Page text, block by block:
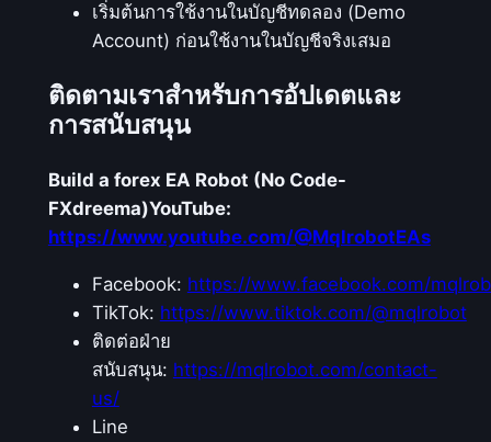
เริ่มต้นการใช้งานในบัญชีทดลอง (Demo
Account) ก่อนใช้งานในบัญชีจริงเสมอ
ติดตามเราสำหรับการอัปเดตและ
การสนับสนุน
Build a forex EA Robot (No Code-
FXdreema)YouTube:
https://www.youtube.com/@MqlrobotEAs
Facebook: https://www.facebook.com/
TikTok: https://www.tiktok.com/@mqlrobot
ติดต่อฝ่าย
สนับสนุน: https://mqlrobot.com/contact-
us/
Line